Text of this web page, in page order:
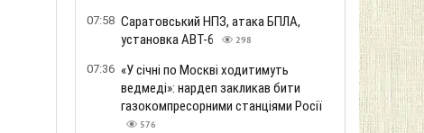
07:58 Саратовський НПЗ, атака БПЛА,
установка АВТ-6
298
07:36 «У січні по Москві ходитимуть
ведмеді»: нардеп закликав бити
газокомпресорними станціями Росії
576